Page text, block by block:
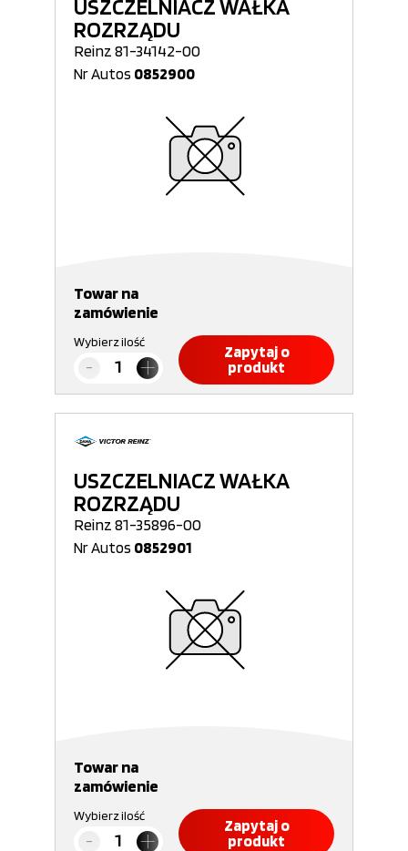
USZCZELNIACZ WAŁKA
ROZRZĄDU
Reinz 81-34142-00
Nr Autos 0852900
Towar na
zamówienie
Wybierz ilość
Zapytaj o
produkt
USZCZELNIACZ WAŁKA
ROZRZĄDU
Reinz 81-35896-00
Nr Autos 0852901
Towar na
zamówienie
Wybierz ilość
Zapytaj o
produkt